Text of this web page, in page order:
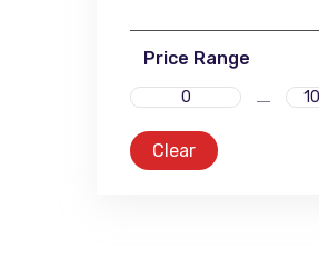
Price Range
Clear